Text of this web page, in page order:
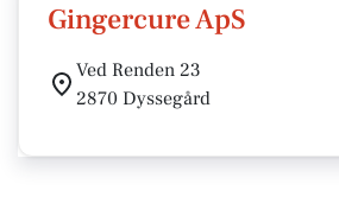
Gingercure ApS
Ved Renden 23
2870 Dyssegård